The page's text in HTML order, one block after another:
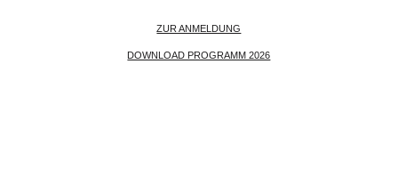
ZUR ANMELDUNG
DOWNLOAD PROGRAMM 2026